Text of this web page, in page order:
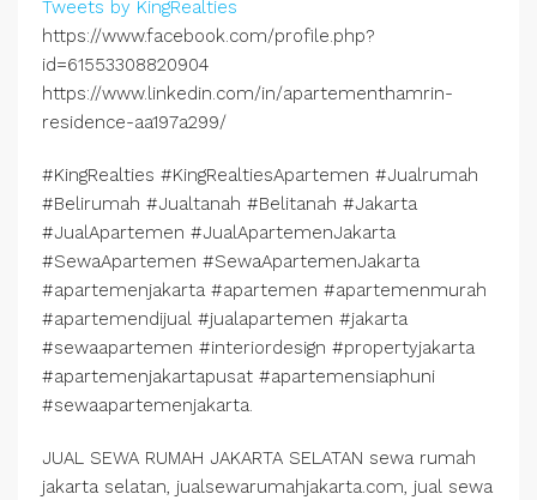
Tweets by KingRealties
https://www.facebook.com/profile.php?
id=61553308820904
https://www.linkedin.com/in/apartementhamrin-
residence-aa197a299/
#KingRealties #KingRealtiesApartemen #Jualrumah
#Belirumah #Jualtanah #Belitanah #Jakarta
#JualApartemen #JualApartemenJakarta
#SewaApartemen #SewaApartemenJakarta
#apartemenjakarta #apartemen #apartemenmurah
#apartemendijual #jualapartemen #jakarta
#sewaapartemen #interiordesign #propertyjakarta
#apartemenjakartapusat #apartemensiaphuni
#sewaapartemenjakarta.
JUAL SEWA RUMAH JAKARTA SELATAN sewa rumah
jakarta selatan, jualsewarumahjakarta.com, jual sewa